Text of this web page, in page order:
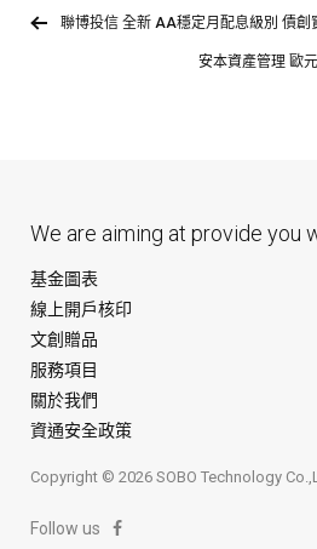
聯博投信 全新 AA穩定月配息級別 債創
安本資產管理 歐
We are aiming at provide you
基金圖表
線上開戶核印
文創贈品
服務項目
關於我們
資通安全政策
Copyright © 2026 SOBO Technology
Follow us